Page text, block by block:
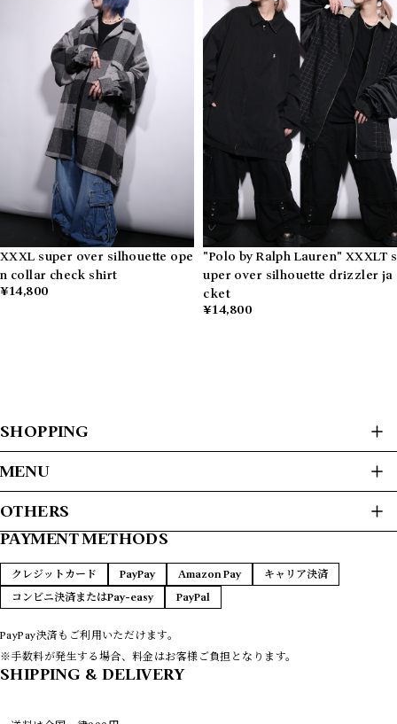
XXXL super over silhouette ope
n collar check shirt
¥14,800
"Polo by Ralph Lauren" XXXLT s
uper over silhouette drizzler ja
cket
¥14,800
SHOPPING
ALL ITEMS
JACKET / BLOUSON
S/S SHIRTS
SWEAT / HOODIE
SWEATER
T-SHIRTS
VEST
COATS
LEATHER
MENU
HOME
PAYMENT METHODS
FAQ
CONTACT
OTHERS
プライバシーポリシー
特定商取引法に基づく表記
PAYMENT METHODS
クレジットカード PayPay Amazon Pay
キャリア決済
コンビニ決済またはPay-easy
PayPal
PayPay決済もご利用いただけます。
※手数料が発生する場合、料金はお客様ご負担となります。
SHIPPING & DELIVERY